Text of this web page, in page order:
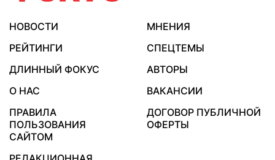
НОВОСТИ
МНЕНИЯ
РЕЙТИНГИ
СПЕЦТЕМЫ
ДЛИННЫЙ ФОКУС
АВТОРЫ
О НАС
ВАКАНСИИ
ПРАВИЛА
ПОЛЬЗОВАНИЯ
САЙТОМ
ДОГОВОР ПУБЛИЧНОЙ
ОФЕРТЫ